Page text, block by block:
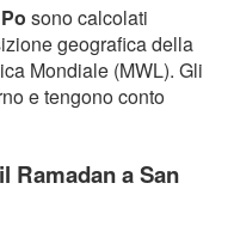
sono calcolati
geografica della
Mondiale (MWL). Gli
e tengono conto
Ramadan a San